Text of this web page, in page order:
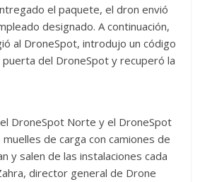
el paquete, el dron envió
designado. A continuación,
al DroneSpot, introdujo un código
del DroneSpot y recuperó la
DroneSpot Norte y el DroneSpot
de carga con camiones de
y salen de las instalaciones cada
director general de Drone